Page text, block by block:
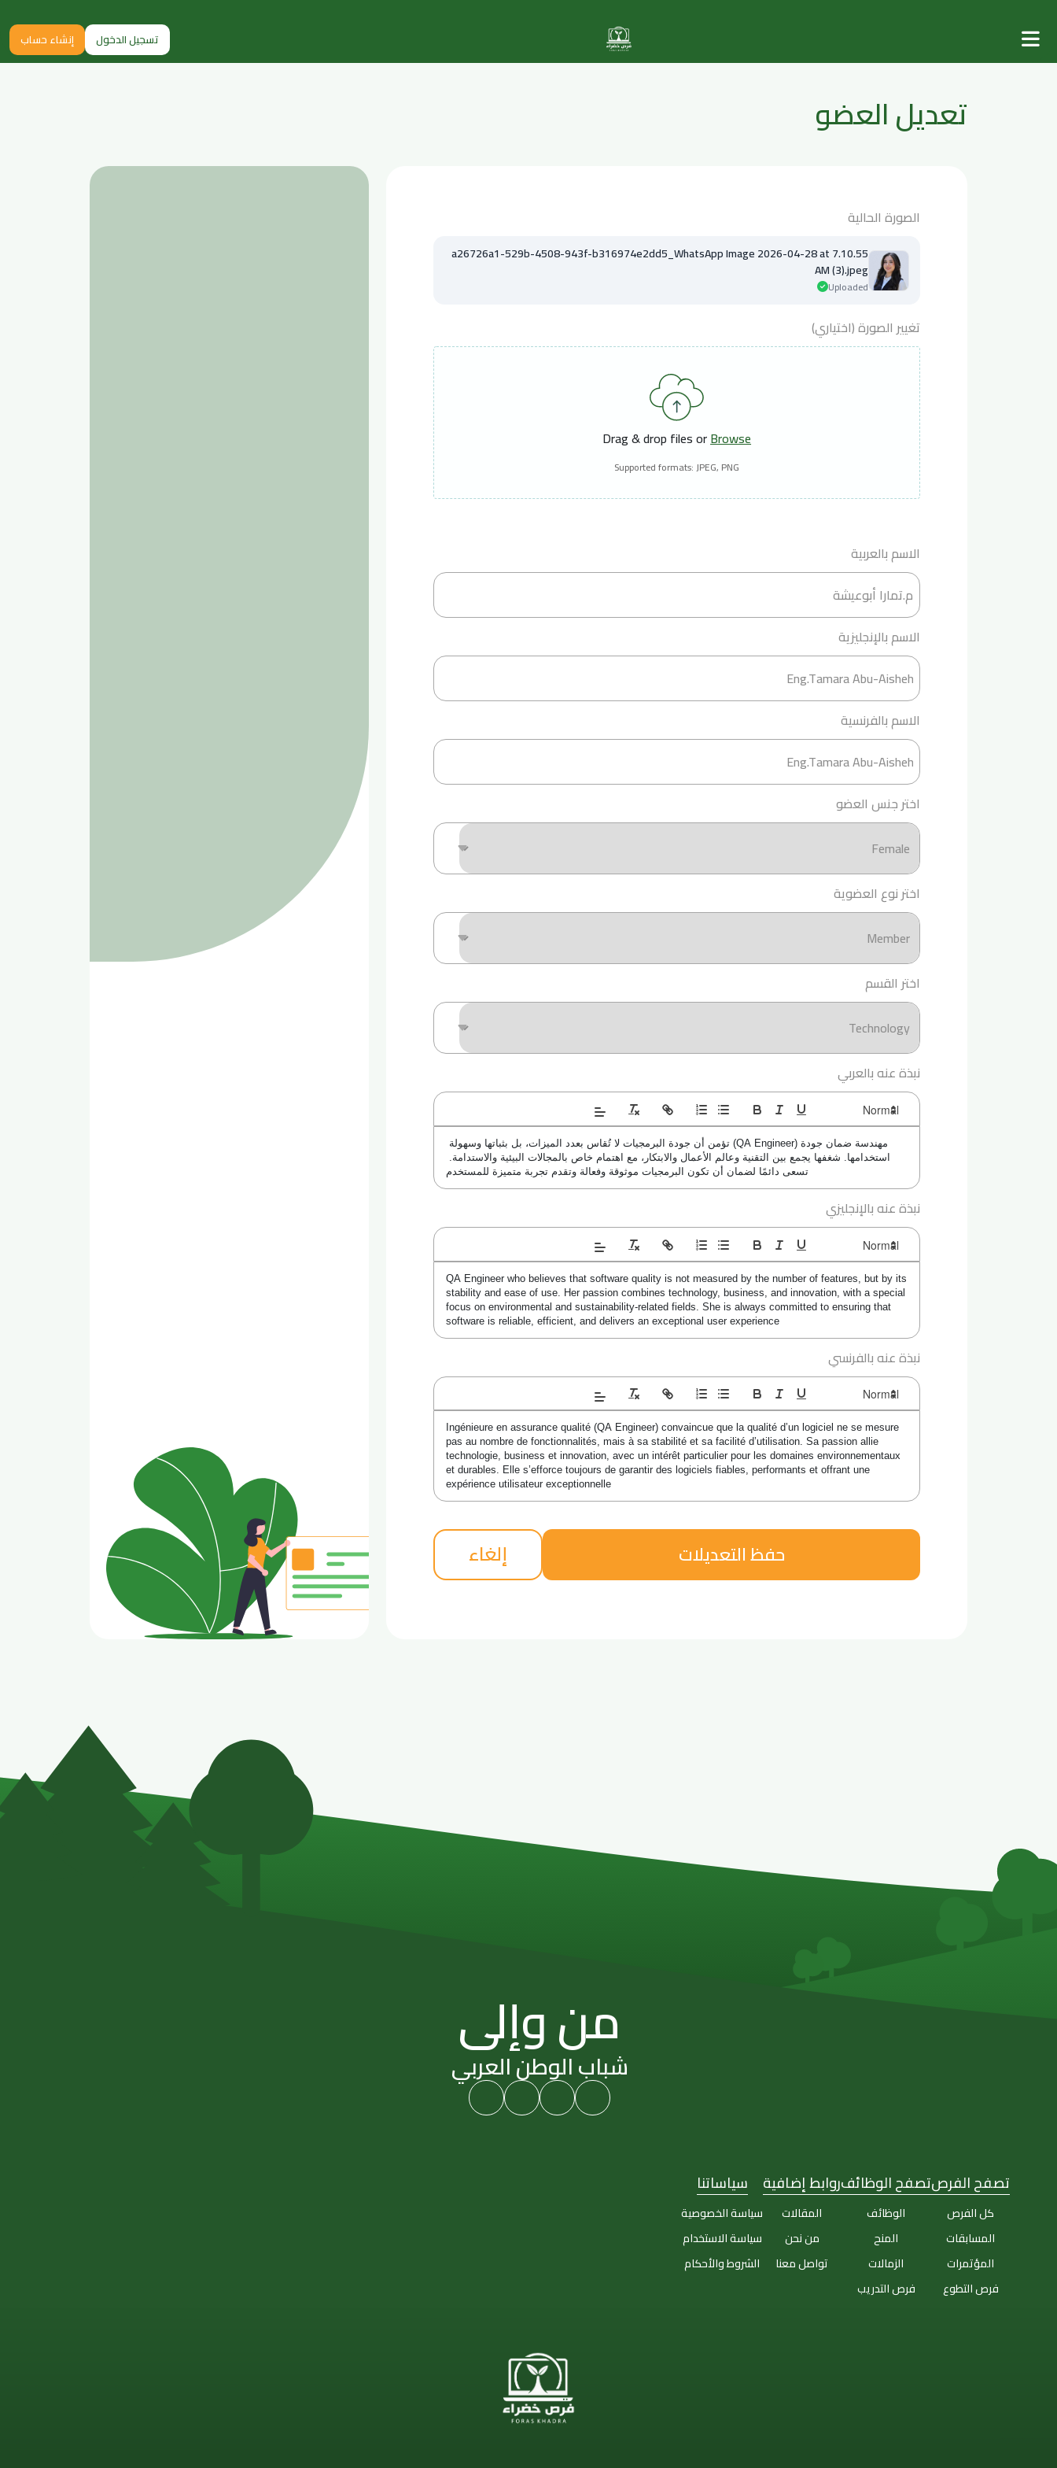
تسجيل الدخول إنشاء حساب
تعديل العضو
الصورة الحالية
a26726a1-529b-4508-943f-b316974e2dd5_WhatsApp Image 2026-04-28 at 7.10.55
AM (3).jpeg
Uploaded
تغيير الصورة (اختياري)
Drag & drop files orBrowse
Supported formats: JPEG, PNG
الاسم بالعربية
الاسم بالإنجليزية
الاسم بالفرنسية
اختر جنس العضو
اختر نوع العضوية
اختر القسم
نبذة عنه بالعربي
تسعى دائمًا لضمان أن تكون البرمجيات موثوقة وفعالة وتقدم تجربة متميزة للمستخدم
نبذة عنه بالإنجليزي
QA Engineer who believes that software quality is not measured by the number of features, but by its
stability and ease of use. Her passion combines technology, business, and innovation, with a special
focus on environmental and sustainability-related fields. She is always committed to ensuring that
software is reliable, efficient, and delivers an exceptional user experience
نبذة عنه بالفرنسي
Ingénieure en assurance qualité (QA Engineer) convaincue que la qualité d’un logiciel ne se mesure
pas au nombre de fonctionnalités, mais à sa stabilité et sa facilité d’utilisation. Sa passion allie
technologie, business et innovation, avec un intérêt particulier pour les domaines environnementaux
et durables. Elle s’efforce toujours de garantir des logiciels fiables, performants et offrant une
expérience utilisateur exceptionnelle
حفظ التعديلات إلغاء
من وإلى
شباب الوطن العربي
تصفح الفرص
كل الفرص
المسابقات
المؤتمرات
فرص التطوع
تصفح الوظائف
الوظائف
المنح
الزمالات
فرص التدريب
روابط إضافية
المقالات
من نحن
تواصل معنا
سياساتنا
سياسة الخصوصية
سياسة الاستخدام
الشروط والأحكام